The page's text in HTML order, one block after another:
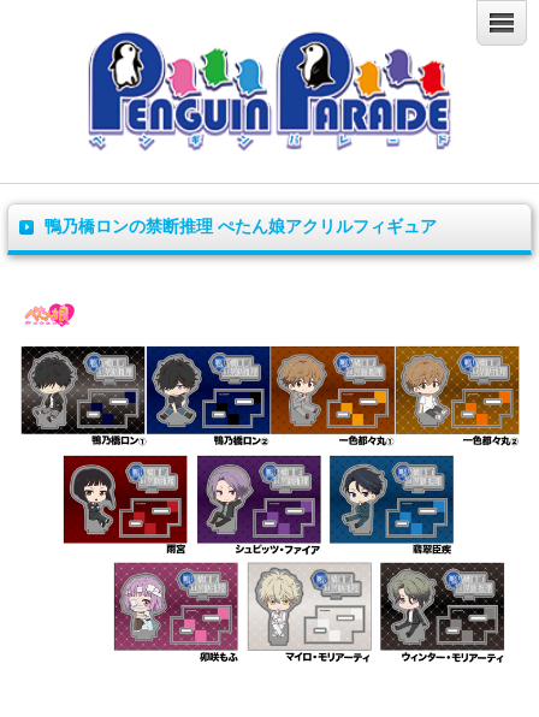
鴨乃橋ロンの禁断推理 ぺたん娘アクリルフィギュア